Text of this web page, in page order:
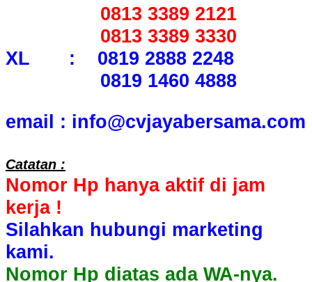
0813 3389 2121
0813 3389 3330
XL : 0819 2888 2248
0819 1460 4888
email : info@cvjayabersama.com
Catatan :
Nomor Hp hanya aktif di jam
kerja !
Silahkan hubungi marketing
kami.
Nomor Hp diatas ada WA-nya.